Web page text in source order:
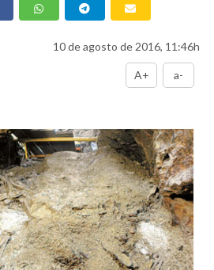
10 de agosto de 2016, 11:46h
A+ a-